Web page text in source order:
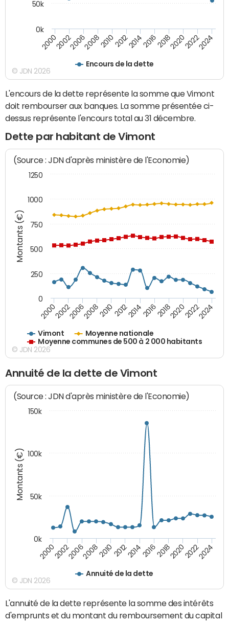
Encours de la dette
200020022006200820102012201420162018202020222024
0k
50k
© JDN 2026
L'encours de la dette représente la somme que Vimont
doit rembourser aux banques. La somme présentée ci-
dessus représente l'encours total au 31 décembre.
Dette par habitant de Vimont
Montants (€)
(Source : JDN d'après ministère de l'Economie)
Vimont
Moyenne nationale
Moyenne communes de 500 à 2 000 habitants
200020022006200820102012201420162018202020222024
0
250
500
750
1000
1250
© JDN 2026
Annuité de la dette de Vimont
Montants (€)
(Source : JDN d'après ministère de l'Economie)
Annuité de la dette
200020022006200820102012201420162018202020222024
0k
50k
100k
150k
© JDN 2026
L'annuité de la dette représente la somme des intérêts
d'emprunts et du montant du remboursement du capital